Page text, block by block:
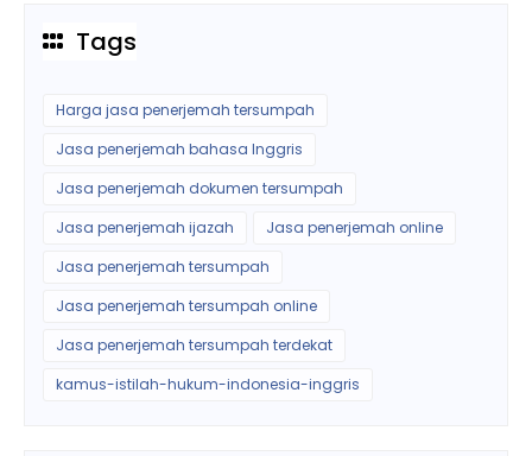
Tags
Harga jasa penerjemah tersumpah
Jasa penerjemah bahasa Inggris
Jasa penerjemah dokumen tersumpah
Jasa penerjemah ijazah
Jasa penerjemah online
Jasa penerjemah tersumpah
Jasa penerjemah tersumpah online
Jasa penerjemah tersumpah terdekat
kamus-istilah-hukum-indonesia-inggris